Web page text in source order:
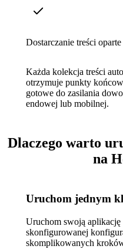
Dostarczanie treści
Każda kolekcja treści
otrzymuje punkty
gotowe do zasilania
endowej lub mobilnej.
Dlaczego warto
na
Uruchom jednym
Uruchom swoją
skonfigurowanej
skomplikowanych